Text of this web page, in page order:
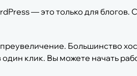
— это только для
Большинство
клик. Вы можете начать